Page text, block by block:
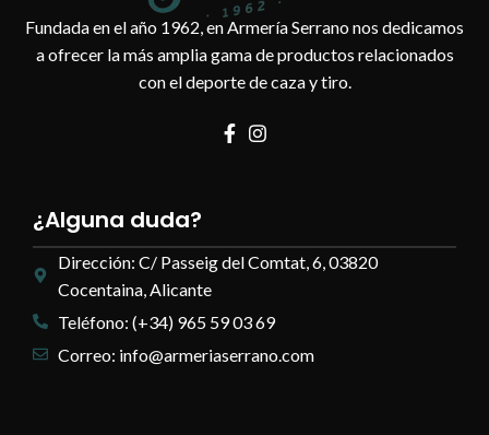
Fundada en el año 1962, en Armería Serrano nos dedicamos
a ofrecer la más amplia gama de productos relacionados
con el deporte de caza y tiro.
¿Alguna duda?
Dirección: C/ Passeig del Comtat, 6, 03820
Cocentaina, Alicante
Teléfono: (+34) 965 59 03 69
Correo: info@armeriaserrano.com